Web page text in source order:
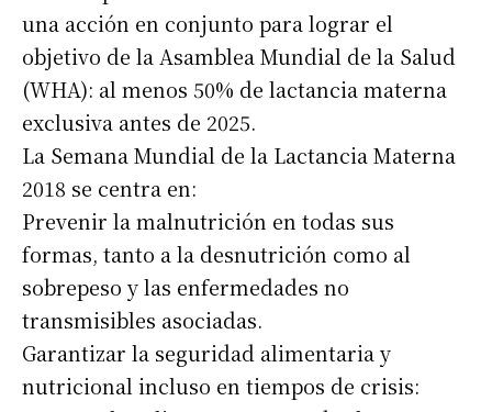
Suscribirme gratis
Dirección de correo electrónico*
una acción en conjunto para lograr el
objetivo de la Asamblea Mundial de la Salud
(WHA): al menos 50% de lactancia materna
exclusiva antes de 2025.
La Semana Mundial de la Lactancia Materna
2018 se centra en:
Prevenir la malnutrición en todas sus
formas, tanto a la desnutrición como al
sobrepeso y las enfermedades no
transmisibles asociadas.
Garantizar la seguridad alimentaria y
nutricional incluso en tiempos de crisis: